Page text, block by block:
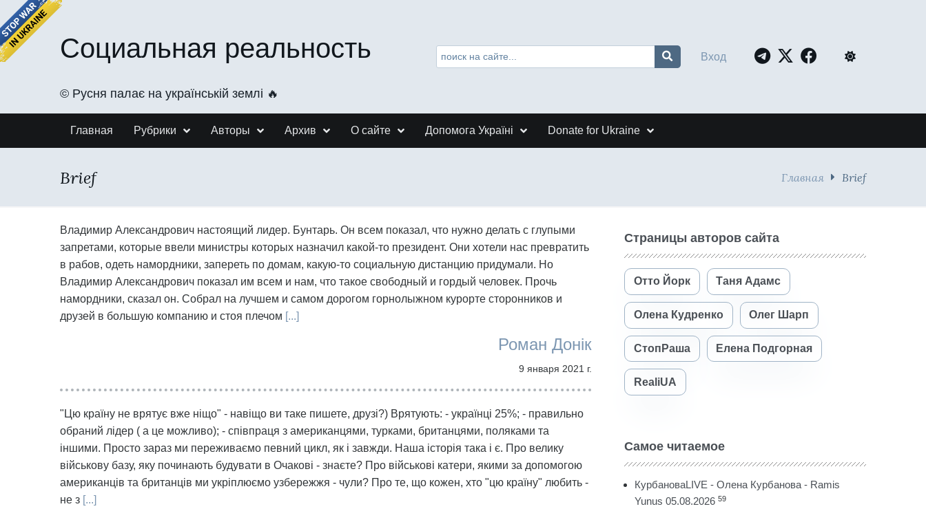
Социальная реальность
©️ Русня палає на українській землі 🔥
Вход
Главная Рубрики Авторы Архив О сайте Допомога Україні Donate for Ukraine
Brief Главная Brief
Владимир Александрович настоящий лидер. Бунтарь. Он всем показал, что нужно делать с глупыми
запретами, которые ввели министры которых назначил какой-то президент. Они хотели нас превратить
в рабов, одеть намордники, запереть по домам, какую-то социальную дистанцию придумали. Но
Владимир Александрович показал им всем и нам, что такое свободный и гордый человек. Прочь
намордники, сказал он. Собрал на лучшем и самом дорогом горнолыжном курорте сторонников и
друзей в большую компанию и стоя плечом [...]
Роман Донік
9 января 2021 г.
"Цю країну не врятує вже ніщо" - навіщо ви таке пишете, друзі?) Врятують: - українці 25%; - правильно
обраний лідер ( а це можливо); - співпраця з американцями, турками, британцями, поляками та
іншими. Просто зараз ми переживаємо певний цикл, як і завжди. Наша історія така і є. Про велику
військову базу, яку починають будувати в Очакові - знаєте? Про військові катери, якими за допомогою
американців та британців ми укріплюємо узбережжя - чули? Про те, що кожен, хто "цю країну" любить -
не з [...]
Страницы авторов сайта
Отто Йорк Таня Адамс
Олена Кудренко Олег Шарп
СтопРаша Елена Подгорная
RealiUA
Самое читаемое
КурбановаLIVE - Олена Курбанова - Ramis
Yunus 05.08.2026 59